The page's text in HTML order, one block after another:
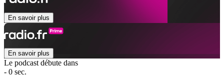
En savoir plus
En savoir plus
Le podcast débute dans
- 0 sec.